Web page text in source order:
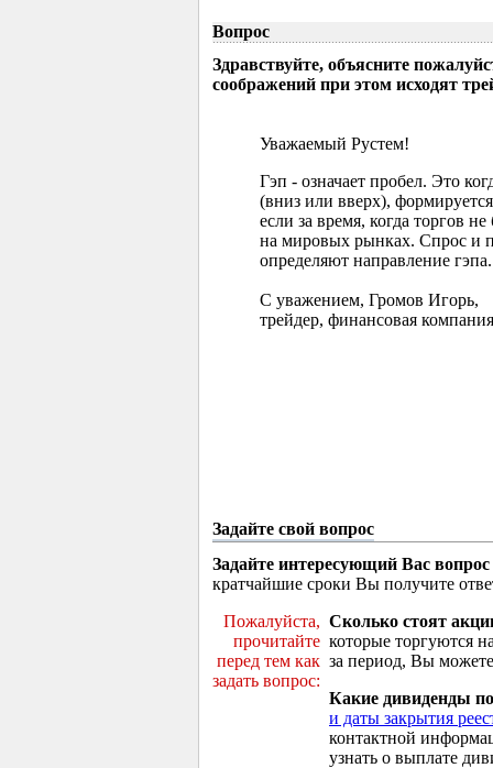
Вопрос
Здравствуйте, объясните
соображений при этом исходят
Уважаемый Рустем!
Гэп - означает пробел. Это
(вниз или вверх),
если за время, когда торгов
на мировых рынках. Спрос и
определяют направление гэпа.
С уважением, Громов Игорь,
трейдер, финансовая
Задайте свой вопрос
Задайте интересующий Вас вопрос
кратчайшие сроки Вы получите
Пожалуйста,
прочитайте
перед тем как
задать вопрос:
Сколько стоят
которые торгуются
за период, Вы
Какие дивиденды
и даты закрытия
контактной
узнать о выплате